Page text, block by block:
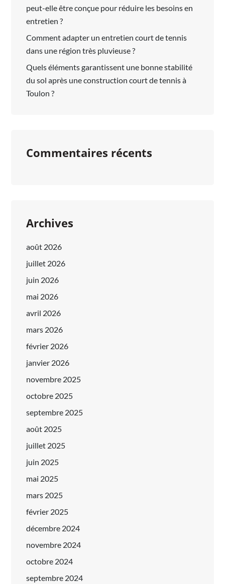
peut-elle être conçue pour réduire les besoins en
entretien ?
Comment adapter un entretien court de tennis
dans une région très pluvieuse ?
Quels éléments garantissent une bonne stabilité
du sol après une construction court de tennis à
Toulon ?
Commentaires récents
Archives
août 2026
juillet 2026
juin 2026
mai 2026
avril 2026
mars 2026
février 2026
janvier 2026
novembre 2025
octobre 2025
septembre 2025
août 2025
juillet 2025
juin 2025
mai 2025
mars 2025
février 2025
décembre 2024
novembre 2024
octobre 2024
septembre 2024